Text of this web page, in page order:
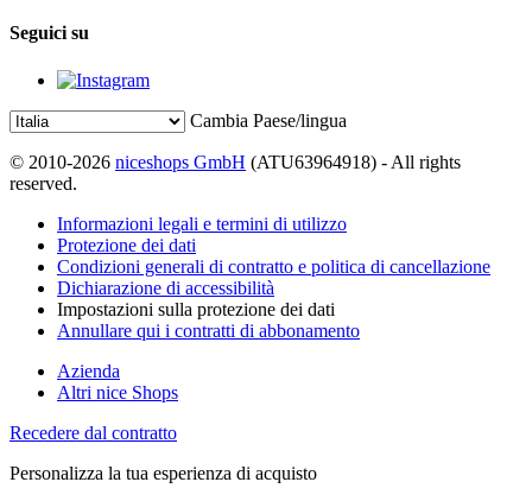
Seguici su
Cambia Paese/lingua
© 2010-2026 niceshops GmbH (ATU63964918) - All rights
reserved.
Informazioni legali e termini di utilizzo
Protezione dei dati
Condizioni generali di contratto e politica di cancellazione
Dichiarazione di accessibilità
Impostazioni sulla protezione dei dati
Annullare qui i contratti di abbonamento
Azienda
Altri nice Shops
Recedere dal contratto
Personalizza la tua esperienza di acquisto